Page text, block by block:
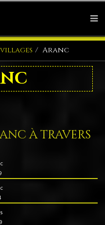
villages Aranc
à travers